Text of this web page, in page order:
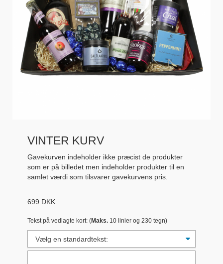
GALLERI
OM CARLA BLOMSTER
VINTER KURV
Gavekurven indeholder ikke præcist de produkter
som er på billedet men indeholder produkter til en
samlet værdi som tilsvarer gavekurvens pris.
699 DKK
Tekst på vedlagte kort: (Maks. 10 linier og 230 tegn)